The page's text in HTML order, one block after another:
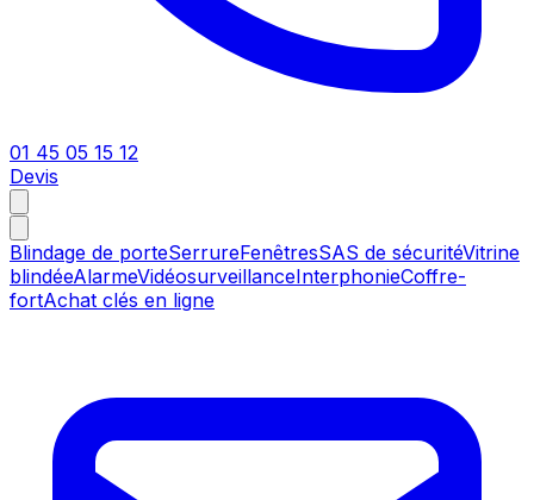
01 45 05 15 12
Devis
Blindage de porteSerrureFenêtresSAS de sécuritéVitrine
blindéeAlarmeVidéosurveillanceInterphonieCoffre-
fortAchat clés en ligne